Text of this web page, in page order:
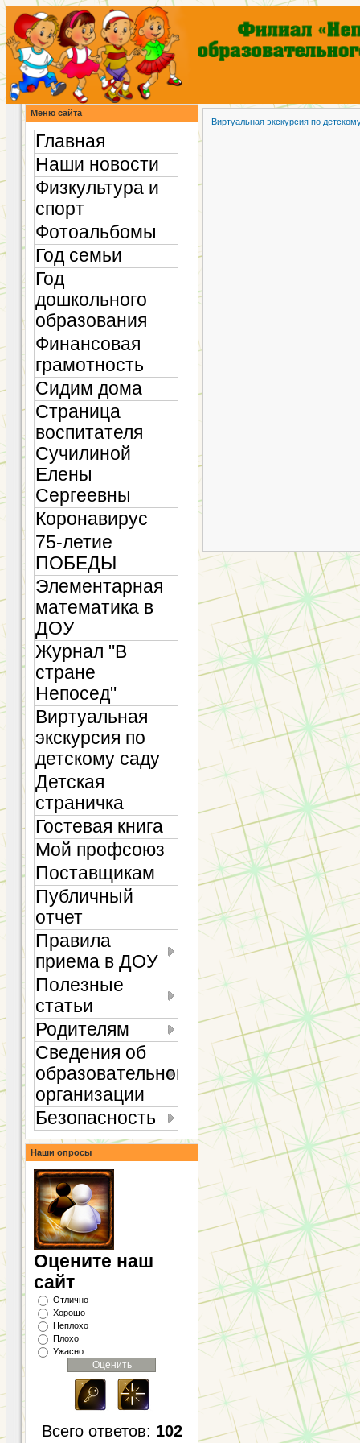
Меню сайта
Главная
Наши новости
Физкультура и
спорт
Фотоальбомы
Год семьи
Год
дошкольного
образования
Финансовая
грамотность
Сидим дома
Страница
воспитателя
Сучилиной
Елены
Сергеевны
Коронавирус
75-летие
ПОБЕДЫ
Элементарная
математика в
ДОУ
Журнал "В
стране
Непосед"
Виртуальная
экскурсия по
детскому саду
Детская
страничка
Гостевая книга
Мой профсоюз
Поставщикам
Публичный
отчет
Правила
приема в ДОУ
Полезные
статьи
Родителям
Сведения об
образовательной
организации
Безопасность
Наши опросы
Оцените наш
сайт
Отлично
Хорошо
Неплохо
Плохо
Ужасно
Всего ответов: 102
Виртуальная экскурсия по